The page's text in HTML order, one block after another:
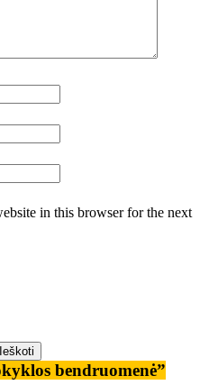
in this browser for the next
bendruomenė”